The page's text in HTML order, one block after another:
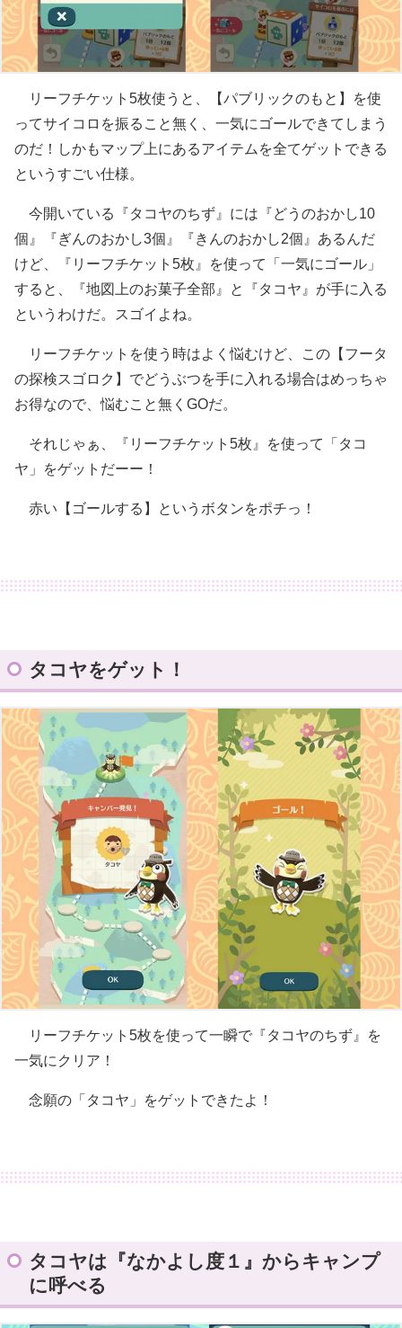
リーフチケット5枚使うと、【パブリックのもと】を使
ってサイコロを振ること無く、一気にゴールできてしまう
のだ！しかもマップ上にあるアイテムを全てゲットできる
というすごい仕様。
今開いている『タコヤのちず』には『どうのおかし10
個』『ぎんのおかし3個』『きんのおかし2個』あるんだ
けど、『リーフチケット5枚』を使って「一気にゴール」
すると、『地図上のお菓子全部』と『タコヤ』が手に入る
というわけだ。スゴイよね。
リーフチケットを使う時はよく悩むけど、この【フータ
の探検スゴロク】でどうぶつを手に入れる場合はめっちゃ
お得なので、悩むこと無くGOだ。
それじゃぁ、『リーフチケット5枚』を使って「タコ
ヤ」をゲットだーー！
赤い【ゴールする】というボタンをポチっ！
タコヤをゲット！
リーフチケット5枚を使って一瞬で『タコヤのちず』を
一気にクリア！
念願の「タコヤ」をゲットできたよ！
タコヤは『なかよし度１』からキャンプ
に呼べる